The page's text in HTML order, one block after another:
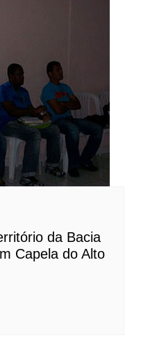
da Bacia
Capela do Alto